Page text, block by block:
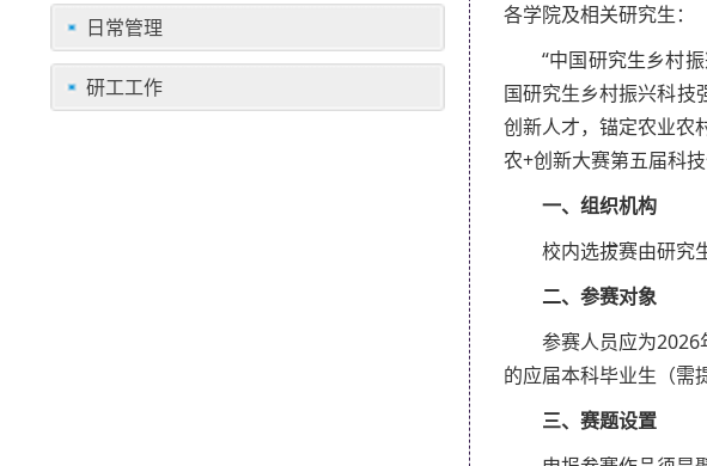
日常管理
研工工作
各学院及相关研究生：
“中国研究生乡村
国研究生乡村振兴科技
创新人才，锚定农业农
农+创新大赛第五届科
一、组织机构
校内选拔赛由研究
二、参赛对象
参赛人员应为
的应届本科毕业生（需
三、赛题设置